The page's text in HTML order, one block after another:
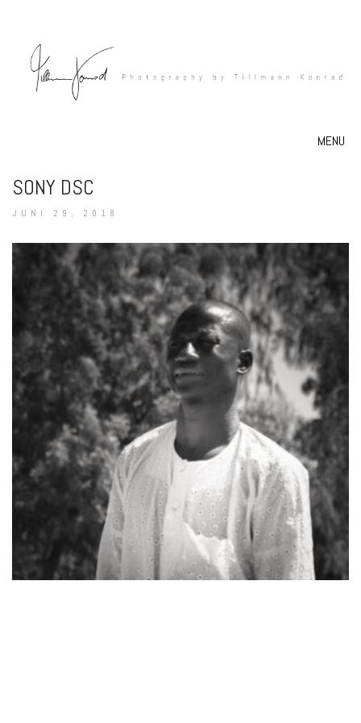
MENU
SONY DSC
JUNI 29, 2018